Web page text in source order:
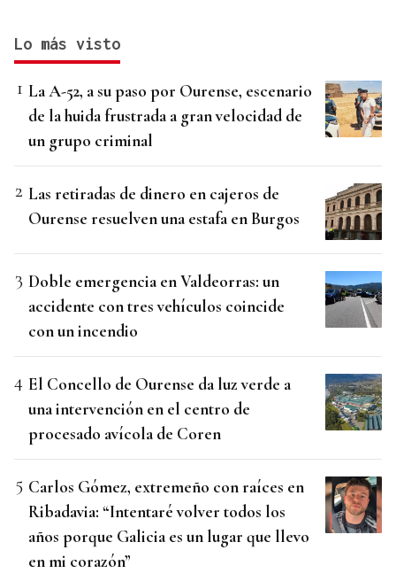
Lo más visto
La A-52, a su paso por Ourense, escenario
de la huida frustrada a gran velocidad de
un grupo criminal
Las retiradas de dinero en cajeros de
Ourense resuelven una estafa en Burgos
Doble emergencia en Valdeorras: un
accidente con tres vehículos coincide
con un incendio
El Concello de Ourense da luz verde a
una intervención en el centro de
procesado avícola de Coren
Carlos Gómez, extremeño con raíces en
Ribadavia: “Intentaré volver todos los
años porque Galicia es un lugar que llevo
en mi corazón”